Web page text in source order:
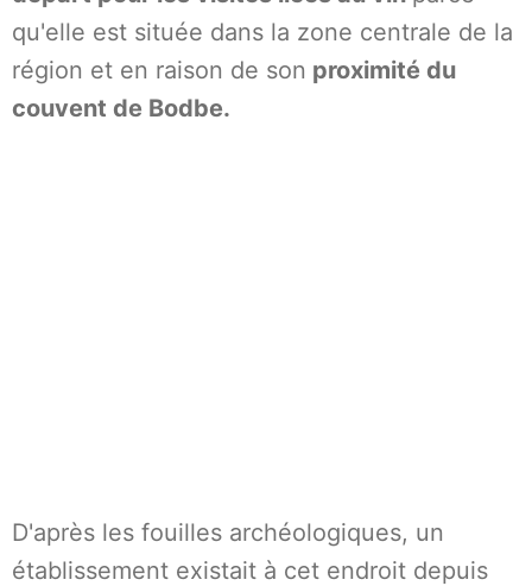
qu'elle est située dans la zone centrale de la
région et en raison de son proximité du
couvent de Bodbe.
D'après les fouilles archéologiques, un
établissement existait à cet endroit depuis